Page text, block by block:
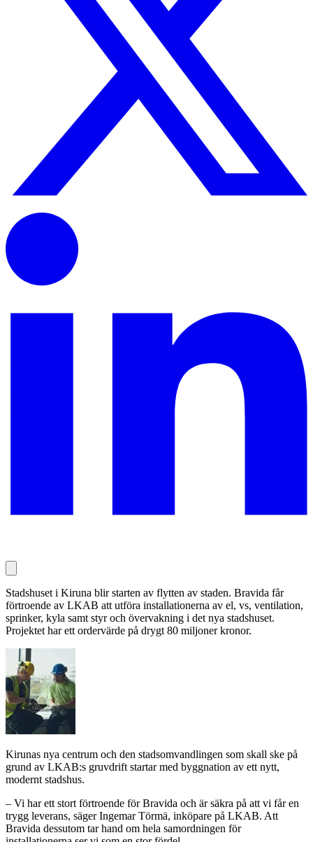
Stadshuset i Kiruna blir starten av flytten av staden. Bravida får
förtroende av LKAB att utföra installationerna av el, vs, ventilation,
sprinker, kyla samt styr och övervakning i det nya stadshuset.
Projektet har ett ordervärde på drygt 80 miljoner kronor.
Kirunas nya centrum och den stadsomvandlingen som skall ske på
grund av LKAB:s gruvdrift startar med byggnation av ett nytt,
modernt stadshus.
– Vi har ett stort förtroende för Bravida och är säkra på att vi får en
trygg leverans, säger Ingemar Törmä, inköpare på LKAB. Att
Bravida dessutom tar hand om hela samordningen för